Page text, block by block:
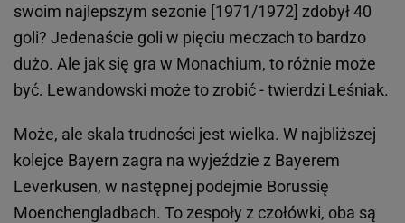
swoim najlepszym sezonie [1971/1972] zdobył 40
goli? Jedenaście goli w pięciu meczach to bardzo
dużo. Ale jak się gra w Monachium, to różnie może
być. Lewandowski może to zrobić - twierdzi Leśniak.
Może, ale skala trudności jest wielka. W najbliższej
kolejce Bayern zagra na wyjeździe z Bayerem
Leverkusen, w następnej podejmie Borussię
Moenchengladbach. To zespoły z czołówki, oba są